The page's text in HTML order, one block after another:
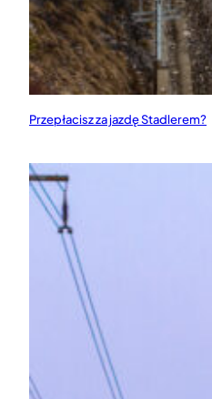
Przepłacisz za jazdę Stadlerem?